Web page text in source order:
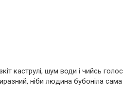
каструлі, шум води і чийсь голос
ніби людина бубоніла сама